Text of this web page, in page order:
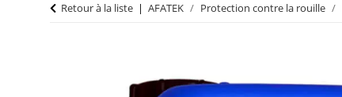
Retour à la liste AFATEK Protection contre la rouille